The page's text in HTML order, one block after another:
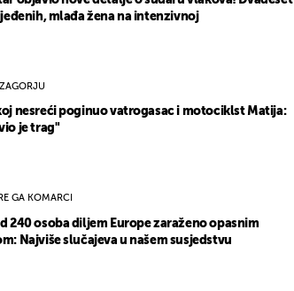
mlađa žena na intenzivnoj
nesreći poginuo vatrogasac i motociklst Matija:
je trag"
GA KOMARCI
240 osoba diljem Europe zaraženo opasnim
Najviše slučajeva u našem susjedstvu